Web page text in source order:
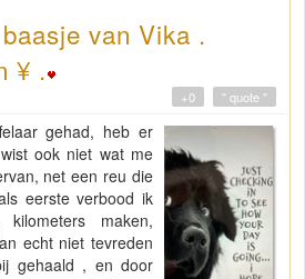
van Vika .
¥ .
" quote "
+0
gehad, heb er
ook niet wat me
net een reu die
eerste verbood ik
maken,
echt niet tevreden
gehaald , en door